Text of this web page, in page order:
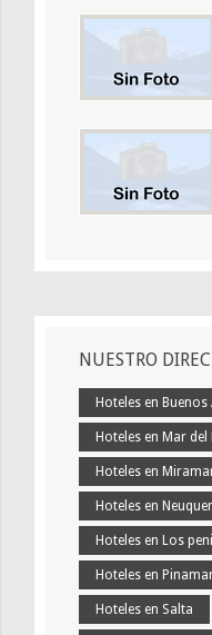
NUESTRO
Hoteles en Buenos
Hoteles en Mar del
Hoteles en
Hoteles en
Hoteles en Los
Hoteles en
Hoteles en Salta